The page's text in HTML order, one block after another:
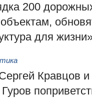
200
для
Кравцов и